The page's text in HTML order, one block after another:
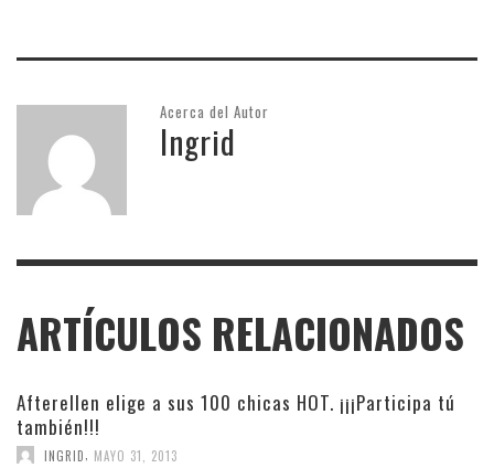
Acerca del Autor
Ingrid
ARTÍCULOS RELACIONADOS
Afterellen elige a sus 100 chicas HOT. ¡¡¡Participa tú
también!!!
INGRID MAYO 31, 2013